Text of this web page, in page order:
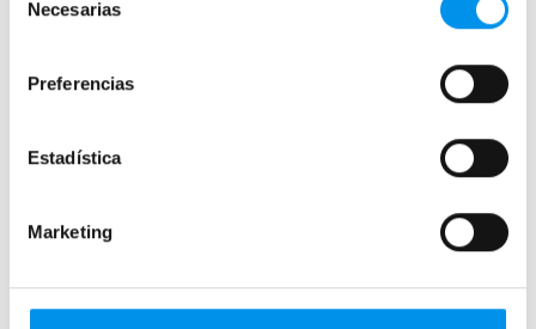
Necesarias
Preferencias
Estadística
Marketing
Semicirculares